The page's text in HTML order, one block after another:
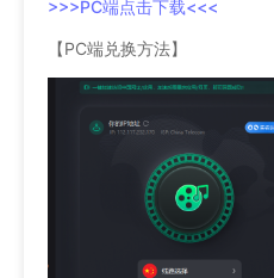
>>>PC端点击下载<<<
【PC端兑换方法】